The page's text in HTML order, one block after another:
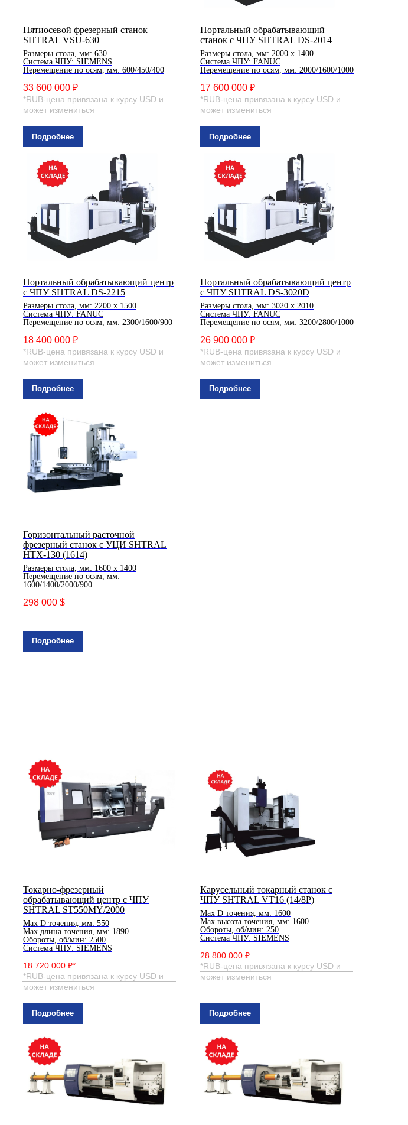
Пятиосевой фрезерный станок
SHTRAL VSU-630
Размеры стола, мм: 630
Система ЧПУ: SIEMENS
Перемещение по осям, мм: 600/450/400
33 600 000 ₽
*RUB-цена привязана к курсу USD и
может измениться
Подробнее
Портальный обрабатывающий
станок с ЧПУ SHTRAL DS-2014
Размеры стола, мм: 2000 x 1400
Система ЧПУ: FANUC
Перемещение по осям, мм: 2000/1600/1000
17 600 000 ₽
*RUB-цена привязана к курсу USD и
может измениться
Подробнее
Портальный обрабатывающий центр
с ЧПУ SHTRAL DS-2215
Размеры стола, мм: 2200 х 1500
Система ЧПУ: FANUC
Перемещение по осям, мм: 2300/1600/900
18 400 000 ₽
*RUB-цена привязана к курсу USD и
может измениться
Подробнее
Портальный обрабатывающий центр
с ЧПУ SHTRAL DS-3020D
Размеры стола, мм: 3020 х 2010
Система ЧПУ: FANUC
Перемещение по осям, мм: 3200/2800/1000
26 900 000 ₽
*RUB-цена привязана к курсу USD и
может измениться
Подробнее
Горизонтальный расточной
фрезерный станок с УЦИ SHTRAL
HTX-130 (1614)
Размеры стола, мм: 1600 х 1400
Перемещение по осям, мм:
1600/1400/2000/900
298 000 $
Подробнее
Токарно-фрезерный
обрабатывающий центр с ЧПУ
SHTRAL ST550MY/2000
Мах D точения, мм: 550
Мах длина точения, мм: 1890
Обороты, об/мин: 2500
Система ЧПУ: SIEMENS
18 720 000 ₽*
*RUB-цена привязана к курсу USD и
может измениться
Подробнее
Карусельный токарный станок с
ЧПУ SHTRAL VT16 (14/8P)
Мах D точения, мм: 1600
Мах высота точения, мм: 1600
Обороты, об/мин: 250
Система ЧПУ: SIEMENS
28 800 000 ₽
*RUB-цена привязана к курсу USD и
может измениться
Подробнее